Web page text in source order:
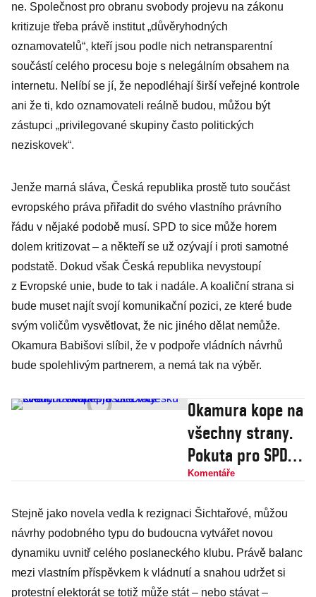
ne. Společnost pro obranu svobody projevu na zákonu
kritizuje třeba právě institut „důvěryhodných
oznamovatelů“, kteří jsou podle nich netransparentní
součástí celého procesu boje s nelegálním obsahem na
internetu. Nelíbí se jí, že nepodléhají širší veřejné kontrole
ani že ti, kdo oznamovateli reálně budou, můžou být
zástupci „privilegované skupiny často politických
neziskovek“.
Jenže marná sláva, Česká republika prostě tuto součást
evropského práva přiřadit do svého vlastního právního
řádu v nějaké podobě musí. SPD to sice může horem
dolem kritizovat – a někteří se už ozývají i proti samotné
podstatě. Dokud však Česká republika nevystoupí
z Evropské unie, bude to tak i nadále. A koaliční strana si
bude muset najít svojí komunikační pozici, ze které bude
svým voličům vysvětlovat, že nic jiného dělat nemůže.
Okamura Babišovi slíbil, že v podpoře vládních návrhů
bude spolehlivým partnerem, a nemá tak na výběr.
Okamura kope na
všechny strany.
Pokuta pro SPD
ale svědčí o
Česku
Komentáře
Stejně jako novela vedla k rezignaci Šichtařové, můžou
návrhy podobného typu do budoucna vytvářet novou
dynamiku uvnitř celého poslaneckého klubu. Právě balanc
mezi vlastním příspěvkem k vládnutí a snahou udržet si
protestní elektorát se totiž může stát – nebo stávat –